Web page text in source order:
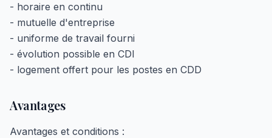
- horaire en continu
- mutuelle d'entreprise
- uniforme de travail fourni
- évolution possible en CDI
- logement offert pour les postes en CDD
Avantages
Avantages et conditions :